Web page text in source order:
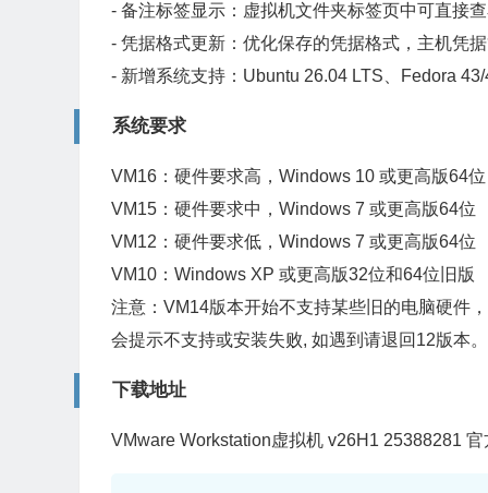
- 备注标签显示：虚拟机文件夹标签页中可直接
- 凭据格式更新：优化保存的凭据格式，主机凭
- 新增系统支持：Ubuntu 26.04 LTS、Fedora
系统要求
VM16：硬件要求高，Windows 10 或更高版64位
VM15：硬件要求中，Windows 7 或更高版64位
VM12：硬件要求低，Windows 7 或更高版64位
VM10：Windows XP 或更高版32位和64位旧版
注意：VM14版本开始不支持某些旧的电脑硬件，
会提示不支持或安装失败, 如遇到请退回12版本。
下载地址
VMware Workstation虚拟机 v26H1 25388281 官